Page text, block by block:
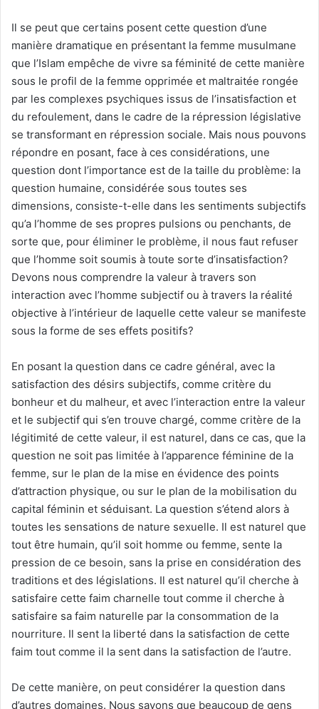
Il se peut que certains posent cette question d’une
manière dramatique en présentant la femme musulmane
que l’Islam empêche de vivre sa féminité de cette manière
sous le profil de la femme opprimée et maltraitée rongée
par les complexes psychiques issus de l’insatisfaction et
du refoulement, dans le cadre de la répression législative
se transformant en répression sociale. Mais nous pouvons
répondre en posant, face à ces considérations, une
question dont l’importance est de la taille du problème: la
question humaine, considérée sous toutes ses
dimensions, consiste-t-elle dans les sentiments subjectifs
qu’a l’homme de ses propres pulsions ou penchants, de
sorte que, pour éliminer le problème, il nous faut refuser
que l’homme soit soumis à toute sorte d’insatisfaction?
Devons nous comprendre la valeur à travers son
interaction avec l’homme subjectif ou à travers la réalité
objective à l’intérieur de laquelle cette valeur se manifeste
sous la forme de ses effets positifs?
En posant la question dans ce cadre général, avec la
satisfaction des désirs subjectifs, comme critère du
bonheur et du malheur, et avec l’interaction entre la valeur
et le subjectif qui s’en trouve chargé, comme critère de la
légitimité de cette valeur, il est naturel, dans ce cas, que la
question ne soit pas limitée à l’apparence féminine de la
femme, sur le plan de la mise en évidence des points
d’attraction physique, ou sur le plan de la mobilisation du
capital féminin et séduisant. La question s’étend alors à
toutes les sensations de nature sexuelle. Il est naturel que
tout être humain, qu’il soit homme ou femme, sente la
pression de ce besoin, sans la prise en considération des
traditions et des législations. Il est naturel qu’il cherche à
satisfaire cette faim charnelle tout comme il cherche à
satisfaire sa faim naturelle par la consommation de la
nourriture. Il sent la liberté dans la satisfaction de cette
faim tout comme il la sent dans la satisfaction de l’autre.
De cette manière, on peut considérer la question dans
d’autres domaines. Nous savons que beaucoup de gens